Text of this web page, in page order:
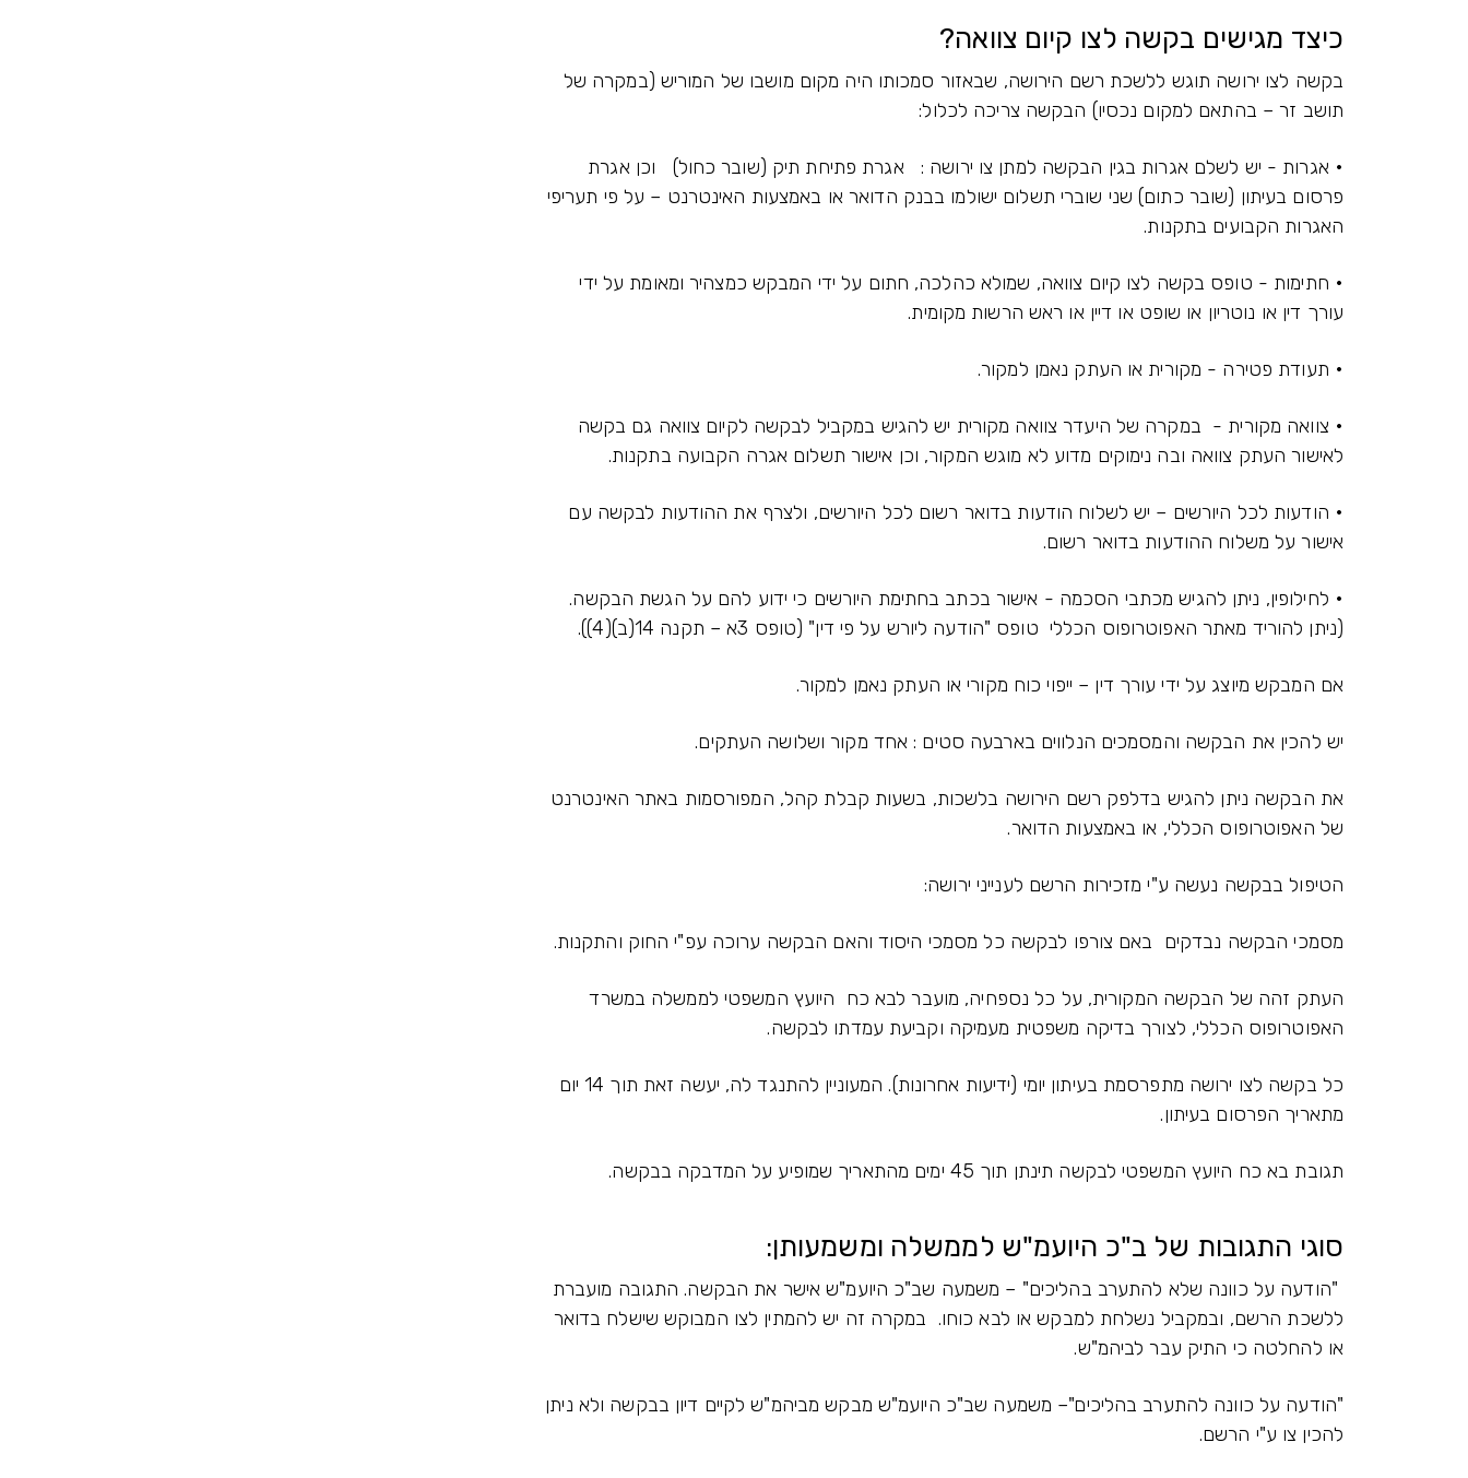
כיצד מגישים בקשה לצו קיום צוואה?
בקשה לצו ירושה תוגש ללשכת רשם הירושה, שבאזור סמכותו היה מקום מושבו של המוריש (במקרה של
תושב זר – בהתאם למקום נכסיו) הבקשה צריכה לכלול:
• אגרות - יש לשלם אגרות בגין הבקשה למתן צו ירושה : אגרת פתיחת תיק (שובר כחול) וכן אגרת
פרסום בעיתון (שובר כתום) שני שוברי תשלום ישולמו בבנק הדואר או באמצעות האינטרנט – על פי תעריפי
האגרות הקבועים בתקנות.
• חתימות - טופס בקשה לצו קיום צוואה, שמולא כהלכה, חתום על ידי המבקש כמצהיר ומאומת על ידי
עורך דין או נוטריון או שופט או דיין או ראש הרשות מקומית.
• תעודת פטירה - מקורית או העתק נאמן למקור.
• צוואה מקורית - במקרה של היעדר צוואה מקורית יש להגיש במקביל לבקשה לקיום צוואה גם בקשה
לאישור העתק צוואה ובה נימוקים מדוע לא מוגש המקור, וכן אישור תשלום אגרה הקבועה בתקנות.
• הודעות לכל היורשים – יש לשלוח הודעות בדואר רשום לכל היורשים, ולצרף את ההודעות לבקשה עם
אישור על משלוח ההודעות בדואר רשום.
• לחילופין, ניתן להגיש מכתבי הסכמה - אישור בכתב בחתימת היורשים כי ידוע להם על הגשת הבקשה.
(ניתן להוריד מאתר האפוטרופוס הכללי טופס "הודעה ליורש על פי דין" (טופס 3א – תקנה 14(ב)(4)).
אם המבקש מיוצג על ידי עורך דין – ייפוי כוח מקורי או העתק נאמן למקור.
יש להכין את הבקשה והמסמכים הנלווים בארבעה סטים : אחד מקור ושלושה העתקים.
את הבקשה ניתן להגיש בדלפק רשם הירושה בלשכות, בשעות קבלת קהל, המפורסמות באתר האינטרנט
של האפוטרופוס הכללי, או באמצעות הדואר.
הטיפול בבקשה נעשה ע"י מזכירות הרשם לענייני ירושה:
מסמכי הבקשה נבדקים באם צורפו לבקשה כל מסמכי היסוד והאם הבקשה ערוכה עפ"י החוק והתקנות.
העתק זהה של הבקשה המקורית, על כל נספחיה, מועבר לבא כח היועץ המשפטי לממשלה במשרד
האפוטרופוס הכללי, לצורך בדיקה משפטית מעמיקה וקביעת עמדתו לבקשה.
כל בקשה לצו ירושה מתפרסמת בעיתון יומי (ידיעות אחרונות). המעוניין להתנגד לה, יעשה זאת תוך 14 יום
מתאריך הפרסום בעיתון.
תגובת בא כח היועץ המשפטי לבקשה תינתן תוך 45 ימים מהתאריך שמופיע על המדבקה בבקשה.
סוגי התגובות של ב"כ היועמ"ש לממשלה ומשמעותן:
"הודעה על כוונה שלא להתערב בהליכים" – משמעה שב"כ היועמ"ש אישר את הבקשה. התגובה מועברת
ללשכת הרשם, ובמקביל נשלחת למבקש או לבא כוחו. במקרה זה יש להמתין לצו המבוקש שישלח בדואר
או להחלטה כי התיק עבר לביהמ"ש.
"הודעה על כוונה להתערב בהליכים"– משמעה שב"כ היועמ"ש מבקש מביהמ"ש לקיים דיון בבקשה ולא ניתן
להכין צו ע"י הרשם.